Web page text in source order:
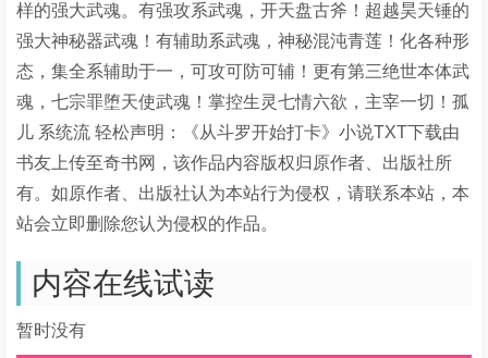
样的强大武魂。有强攻系武魂，开天盘古斧！超越昊天锤的
强大神秘器武魂！有辅助系武魂，神秘混沌青莲！化各种形
态，集全系辅助于一，可攻可防可辅！更有第三绝世本体武
魂，七宗罪堕天使武魂！掌控生灵七情六欲，主宰一切！孤
儿 系统流 轻松声明：《从斗罗开始打卡》小说TXT下载由
书友上传至奇书网，该作品内容版权归原作者、出版社所
有。如原作者、出版社认为本站行为侵权，请联系本站，本
站会立即删除您认为侵权的作品。
内容在线试读
暂时没有